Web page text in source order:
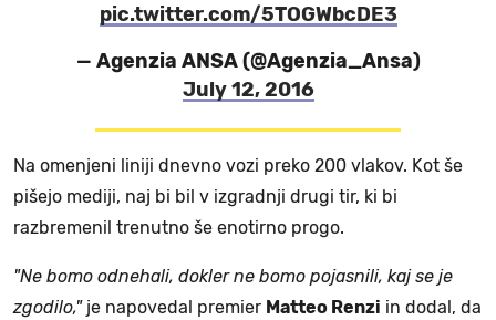
pic.twitter.com/5TOGWbcDE3
— Agenzia ANSA (@Agenzia_Ansa)
July 12, 2016
Na omenjeni liniji dnevno vozi preko 200 vlakov. Kot še
pišejo mediji, naj bi bil v izgradnji drugi tir, ki bi
razbremenil trenutno še enotirno progo.
"Ne bomo odnehali, dokler ne bomo pojasnili, kaj se je
zgodilo,"je napovedal premier Matteo Renzi in dodal, da